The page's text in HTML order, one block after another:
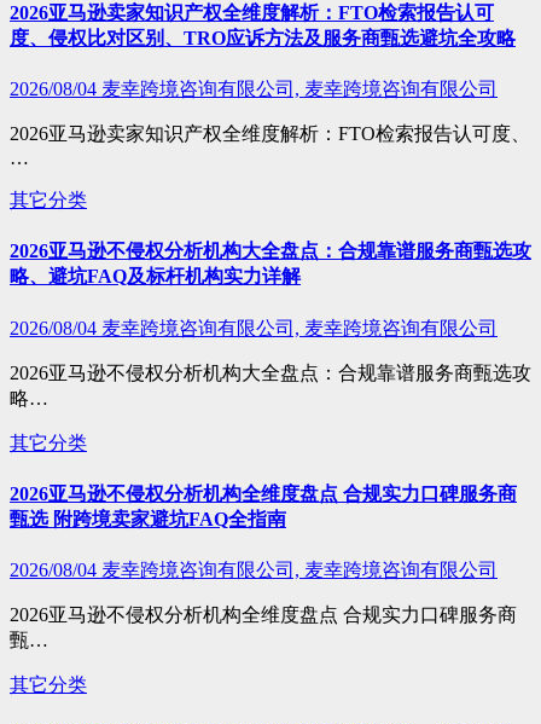
2026亚马逊卖家知识产权全维度解析：FTO检索报告认可
度、侵权比对区别、TRO应诉方法及服务商甄选避坑全攻略
2026/08/04 麦幸跨境咨询有限公司, 麦幸跨境咨询有限公司
2026亚马逊卖家知识产权全维度解析：FTO检索报告认可度、
…
其它分类
2026亚马逊不侵权分析机构大全盘点：合规靠谱服务商甄选攻
略、避坑FAQ及标杆机构实力详解
2026/08/04 麦幸跨境咨询有限公司, 麦幸跨境咨询有限公司
2026亚马逊不侵权分析机构大全盘点：合规靠谱服务商甄选攻
略…
其它分类
2026亚马逊不侵权分析机构全维度盘点 合规实力口碑服务商
甄选 附跨境卖家避坑FAQ全指南
2026/08/04 麦幸跨境咨询有限公司, 麦幸跨境咨询有限公司
2026亚马逊不侵权分析机构全维度盘点 合规实力口碑服务商
甄…
其它分类